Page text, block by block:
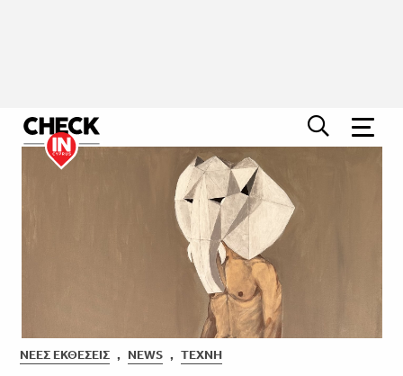
ΝΈΕΣ ΕΚΘΈΣΕΙΣ , NEWS , ΤΈΧΝΗ